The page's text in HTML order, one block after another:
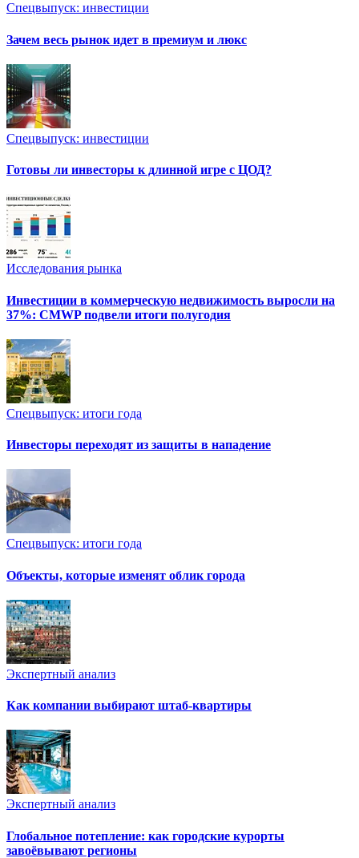
Спецвыпуск: инвестиции
Зачем весь рынок идет в премиум и люкс
Спецвыпуск: инвестиции
Готовы ли инвесторы к длинной игре с ЦОД?
Исследования рынка
Инвестиции в коммерческую недвижимость выросли на
37%: CMWP подвели итоги полугодия
Спецвыпуск: итоги года
Инвесторы переходят из защиты в нападение
Спецвыпуск: итоги года
Объекты, которые изменят облик города
Экспертный анализ
Как компании выбирают штаб-квартиры
Экспертный анализ
Глобальное потепление: как городские курорты
завоёвывают регионы